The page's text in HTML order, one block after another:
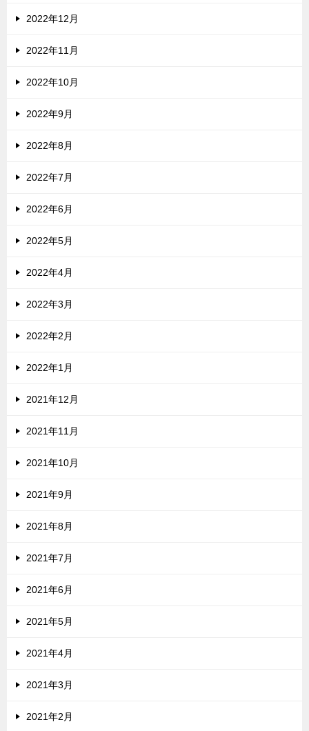
2022年12月
2022年11月
2022年10月
2022年9月
2022年8月
2022年7月
2022年6月
2022年5月
2022年4月
2022年3月
2022年2月
2022年1月
2021年12月
2021年11月
2021年10月
2021年9月
2021年8月
2021年7月
2021年6月
2021年5月
2021年4月
2021年3月
2021年2月